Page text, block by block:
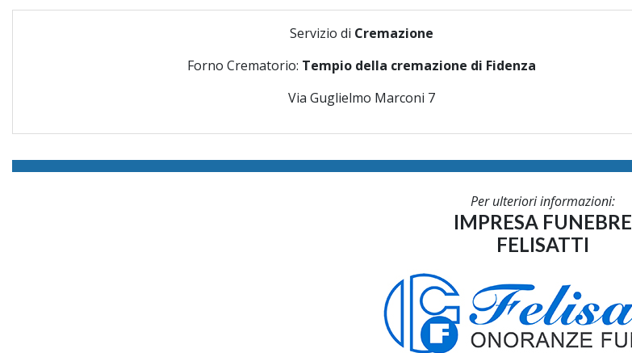
Servizio di Cremazione
Forno Crematorio: Tempio della cremazione di Fidenza
Via Guglielmo Marconi 7
Per ulteriori informazioni:
IMPRESA FUNEBRE
FELISATTI